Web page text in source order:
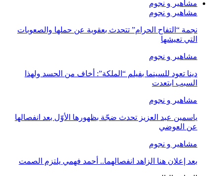
مشاهير و نجوم
مشاهير و نجوم
نجمة “التفاح الحرام” تتحدث بعقوية عن حملها والصعوبات
التي تعيشها
مشاهير و نجوم
دينا تعود للسينما بفيلم “الملكة”: أخاف من الحسد ولهذا
السبب ابتعدت
مشاهير و نجوم
ياسمين عبد العزيز تحدث ضجّة بظهورها الأوّل بعد انفصالها
عن العوضي
مشاهير و نجوم
بعد إعلان هنا الزاهد انفصالهما.. أحمد فهمي يلتزم الصمت